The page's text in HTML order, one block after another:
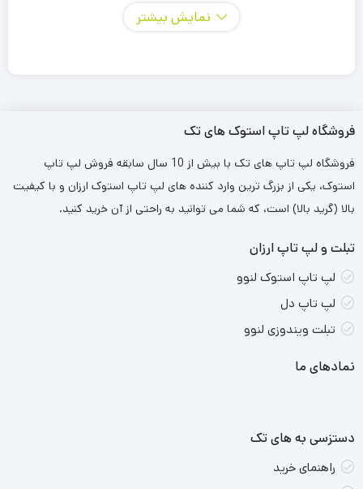
لازم به ذکر است که سرعت فوق العاده ای هم دارد چون گه این تبدیل
Type C به USB 3.0 است.
نمایش بیشتر
فروشگاه لپ تاپ استوک های تک
فروشگاه لپ تاپ های تک با بیش از 10 سال سابقه فروش لپ تاپ
استوک، یکی از بزرگ ترین وارد کننده های لپ تاپ استوک ارزان و با کیفیت
بالا (گرید بالا) است، که شما می توانید به راحتی از آن خرید کنید.
تبلت و لپ تاپ ارزان
لپ تاپ استوک لنوو
لپ تاپ دل
تبلت ویندوزی لنوو
نمادهای ما
دستزسی به های تک
راهنمای خرید